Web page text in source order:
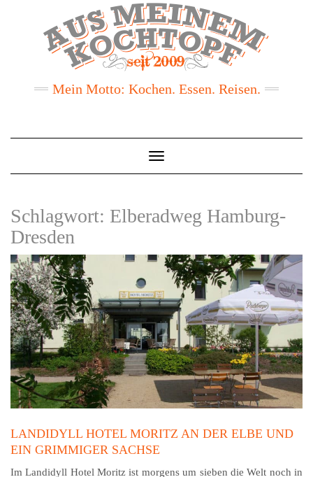
Mein Motto: Kochen. Essen. Reisen.
Toggle
Navigation
Schlagwort: Elberadweg Hamburg-
Dresden
LANDIDYLL HOTEL MORITZ AN DER ELBE UND
EIN GRIMMIGER SACHSE
Im Landidyll Hotel Moritz ist morgens um sieben die Welt noch in